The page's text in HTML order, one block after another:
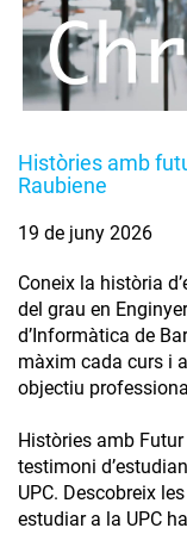
Històries amb
Raubiene
19 de juny 2026
Coneix la història
del grau en
d’Informàtica de
màxim cada curs i
objectiu
Històries amb
testimoni
UPC. Descobreix
estudiar a la UPC